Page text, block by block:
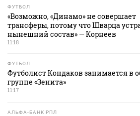
ФУТБОЛ
«Возможно, «Динамо» не совершает
трансферы, потому что Шварца
нынешний состав» — Корнеев
11:18
ФУТБОЛ
Футболист Кондаков занимается в
группе «Зенита»
11:17
АЛЬФА-БАНК РПЛ